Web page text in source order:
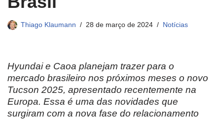
Thiago Klaumann 28 de março de 2024 Notícias
Hyundai e Caoa planejam trazer para o
mercado brasileiro nos próximos meses o novo
Tucson 2025, apresentado recentemente na
Europa. Essa é uma das novidades que
surgiram com a nova fase do relacionamento